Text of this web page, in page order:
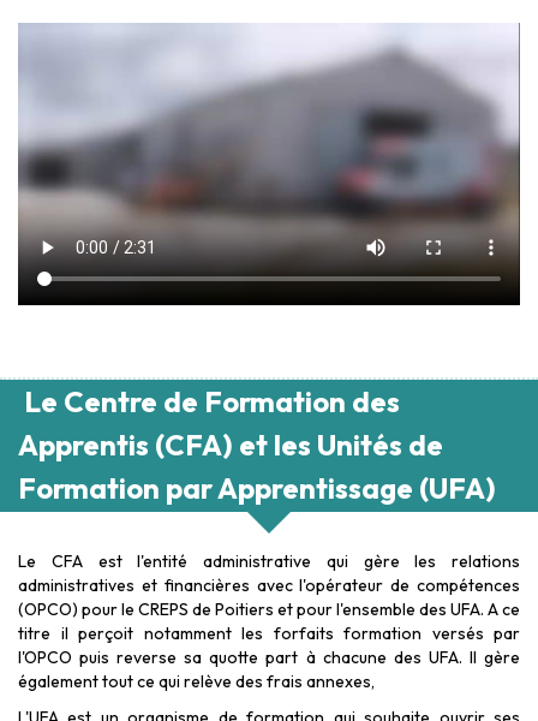
Le Centre de Formation des
Apprentis (CFA) et les Unités de
Formation par Apprentissage (UFA)
Le CFA est l'entité administrative qui gère les relations
administratives et financières avec l'opérateur de compétences
(OPCO) pour le CREPS de Poitiers et pour l'ensemble des UFA. A ce
titre il perçoit notamment les forfaits formation versés par
l'OPCO puis reverse sa quotte part à chacune des UFA. Il gère
également tout ce qui relève des frais annexes,